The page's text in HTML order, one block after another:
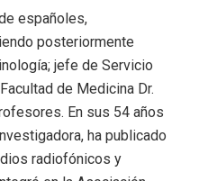
españoles,
posteriormente
jefe de Servicio
de Medicina Dr.
En sus 54 años
ha publicado
radiofónicos y